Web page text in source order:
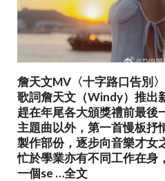
詹天文MV〈十字路口告別
歌詞詹天文（Windy）推出
趕在年尾各大頒獎禮前最
主題曲以外，第一首慢板抒
製作部份，逐步向音樂才女
忙於學業亦有不同工作在身
一個se …全文